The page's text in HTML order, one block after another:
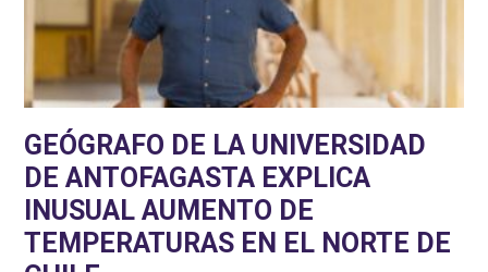
GEÓGRAFO DE LA UNIVERSIDAD
DE ANTOFAGASTA EXPLICA
INUSUAL AUMENTO DE
TEMPERATURAS EN EL NORTE DE